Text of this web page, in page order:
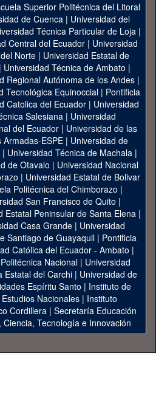
Superior Politécnica del Litoral
de Cuenca| Universidad del
Técnica Particular de Loja|
Central del Ecuador| Universidad
Norte | Universidad Estatal de
| Universidad Técnica de Ambato |
Regional Autónoma de los Andes|
Tecnológica Equinoccial| Pontificia
Catolica del Ecuador | Universidad
Salesiana | Universidad
del Ecuador | Universidad de las
Armadas-ESPE | Universidad de
| Universidad Técnica de Machala|
de Otavalo | Universidad Nacional
| Universidad Estatal de Bolivar
Politécnica del Chimborazo |
San Francisco de Quito |
Estatal Peninsular de Santa Elena|
Casa Grande | Universidad
Santiago de Guayaquil| Pontificia
Católica del Ecuador - Ambato |
Nacional| Universidad
Estatal del Carchi| Universidad de
Espíritu Santo | Instituto de
Nacionales | Instituto
Cordillera | Secretaría Educación
Ciencia, Tecnología e Innovación